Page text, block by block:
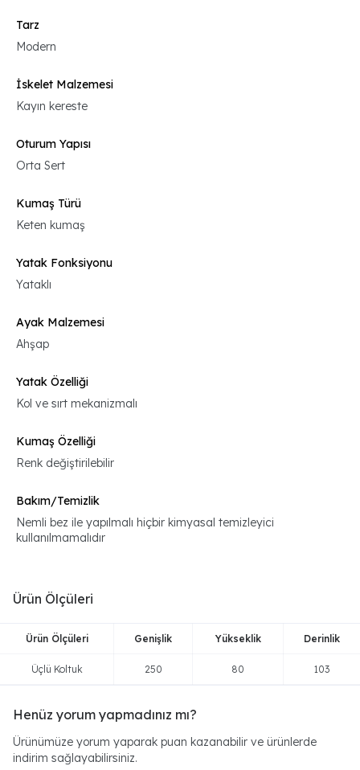
Tarz
Modern
İskelet Malzemesi
Kayın kereste
Oturum Yapısı
Orta Sert
Kumaş Türü
Keten kumaş
Yatak Fonksiyonu
Yataklı
Ayak Malzemesi
Ahşap
Yatak Özelliği
Kol ve sırt mekanizmalı
Kumaş Özelliği
Renk değiştirilebilir
Bakım/Temizlik
Nemli bez ile yapılmalı hiçbir kimyasal temizleyici
kullanılmamalıdır
Ürün Ölçüleri
Ürün Ölçüleri Genişlik Yükseklik Derinlik
Üçlü Koltuk 250 80 103
Henüz yorum yapmadınız mı?
Ürünümüze yorum yaparak puan kazanabilir ve ürünlerde
indirim sağlayabilirsiniz.